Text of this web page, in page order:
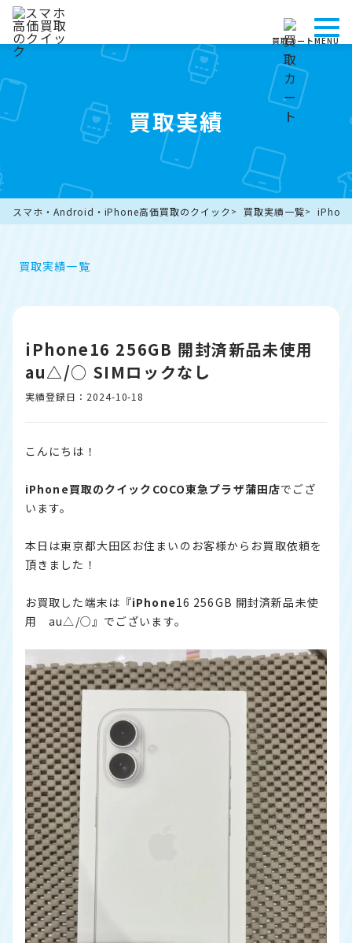
買取カートMENU
買取実績
スマホ・Android・iPhone高価買取のクイック 買取実績一覧
買取実績一覧
iPhone16 256GB 開封済新品未使用
au△/○ SIMロックなし
実績登録日：2024-10-18
こんにちは！
iPhone買取のクイックCOCO東急プラザ蒲田店でござ
います。
本日は東京都大田区お住まいのお客様からお買取依頼を
頂きました！
お買取した端末は『iPhone16 256GB 開封済新品未使
用 au△/○』でございます。